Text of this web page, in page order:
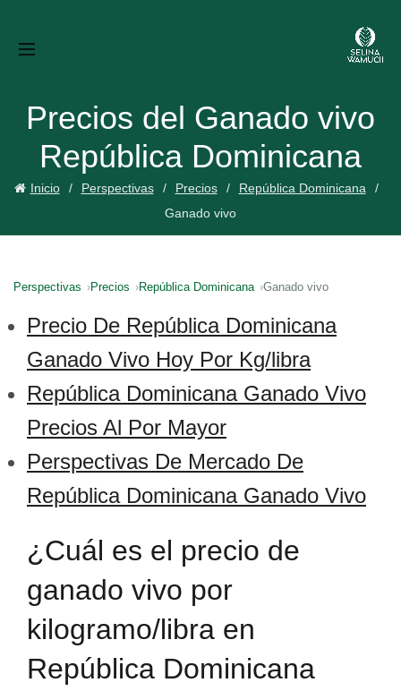
Precios del Ganado vivo
República Dominicana
Inicio Perspectivas Precios
República Dominicana
Ganado vivo
Perspectivas Precios República Dominicana Ganado vivo
Precio De República Dominicana
Ganado Vivo Hoy Por Kg/libra
República Dominicana Ganado Vivo
Precios Al Por Mayor
Perspectivas De Mercado De
República Dominicana Ganado Vivo
¿Cuál es el precio de
ganado vivo por
kilogramo/libra en
República Dominicana